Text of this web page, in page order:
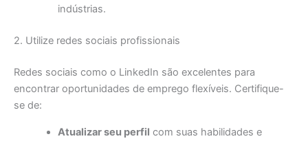
indústrias.
2. Utilize redes sociais profissionais
Redes sociais como o LinkedIn são excelentes para
encontrar oportunidades de emprego flexíveis. Certifique-
se de:
Atualizar seu perfil com suas habilidades e